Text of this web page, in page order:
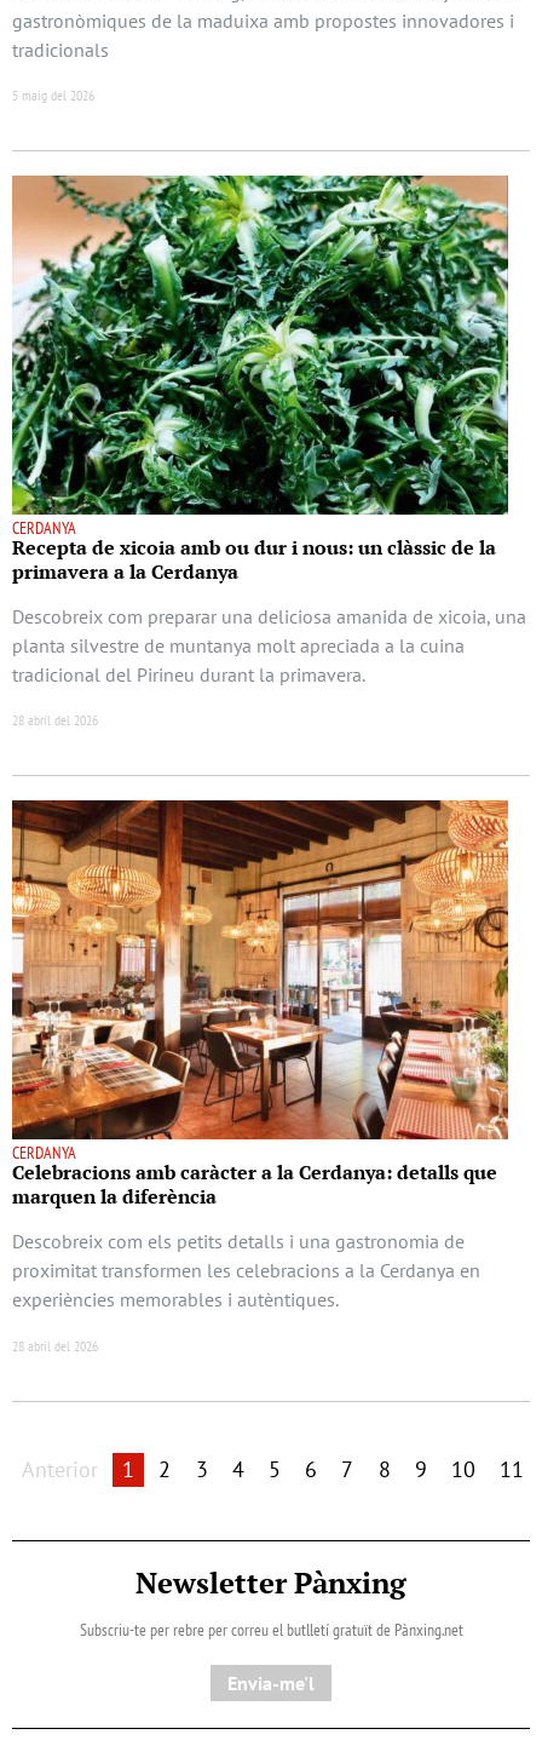
gastronòmiques de la maduixa amb propostes innovadores i
tradicionals
5 maig del 2026
CERDANYA
Recepta de xicoia amb ou dur i nous: un clàssic de la
primavera a la Cerdanya
Descobreix com preparar una deliciosa amanida de xicoia, una
planta silvestre de muntanya molt apreciada a la cuina
tradicional del Pirineu durant la primavera.
28 abril del 2026
CERDANYA
Celebracions amb caràcter a la Cerdanya: detalls que
marquen la diferència
Descobreix com els petits detalls i una gastronomia de
proximitat transformen les celebracions a la Cerdanya en
experiències memorables i autèntiques.
28 abril del 2026
Anterior 1 2 3 4 5 6 7 8 9 10 11
Newsletter Pànxing
Subscriu-te per rebre per correu el butlletí gratuït de Pànxing.net​
Envia-me'l